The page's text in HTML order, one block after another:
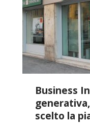
Business
scelto la